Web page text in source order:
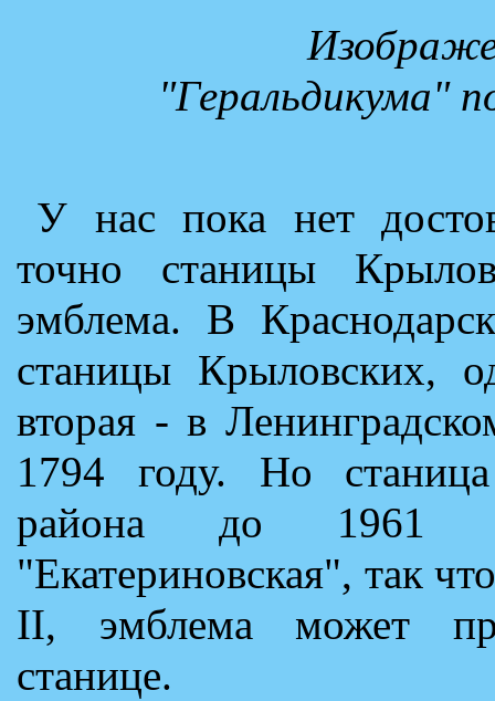
"Геральдикума"
У нас пока нет
точно станицы
эмблема. В
станицы Крыловских,
вторая - в
1794 году. Но
района до 1961
"Екатериновская", так
II, эмблема может
станице.